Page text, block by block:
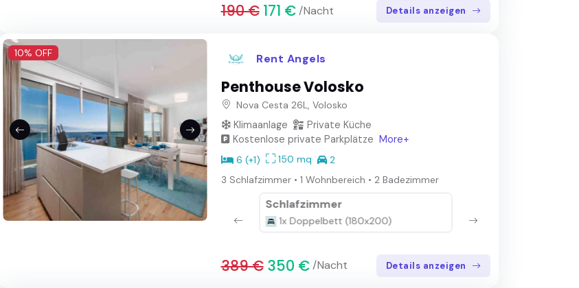
190 €171 € /Nacht Details anzeigen
10% OFF Rent Angels
Penthouse Volosko
Nova Cesta 26L, Volosko
Klimaanlage
Private Küche
Kostenlose private Parkplätze More+
6 (+1)
150 mq
2
3 Schlafzimmer • 1 Wohnbereich • 2 Badezimmer
Schlafzimmer
1x Doppelbett (180x200)
389 €350 € /Nacht Details anzeigen